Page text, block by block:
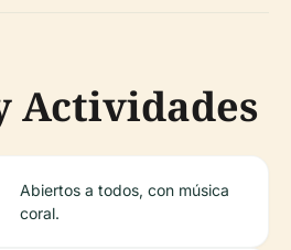
Actividades
Abiertos a todos, con música
coral.